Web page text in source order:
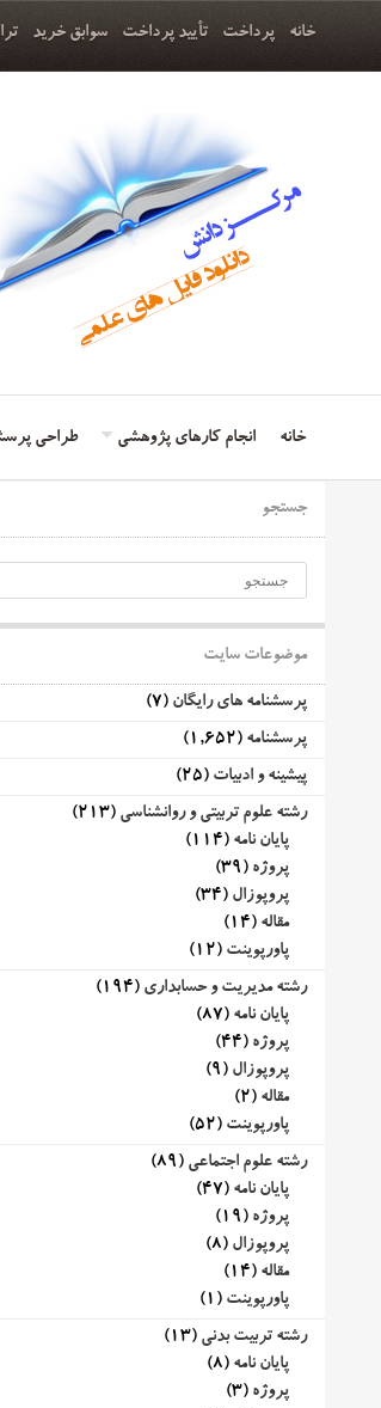
خانه پرداخت تأیید پرداخت سوابق خرید
خانه انجام کارهای پژوهشی طراحی
جستجو
موضوعات سایت
پرسشنامه های رایگان (7)
پرسشنامه (1,652)
پیشینه و ادبیات (25)
رشته علوم تربیتی و روانشناسی (213)
پایان نامه (114)
پروژه (39)
پروپوزال (34)
مقاله (14)
پاورپوینت (12)
رشته مدیریت و حسابداری (194)
پایان نامه (87)
پروژه (44)
پروپوزال (9)
مقاله (2)
پاورپوینت (52)
رشته علوم اجتماعی (89)
پایان نامه (47)
پروژه (19)
پروپوزال (8)
مقاله (14)
پاورپوینت (1)
رشته تربیت بدنی (13)
پایان نامه (8)
پروژه (3)